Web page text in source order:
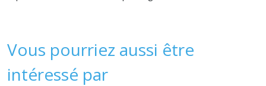
Vous pourriez aussi être
intéressé par